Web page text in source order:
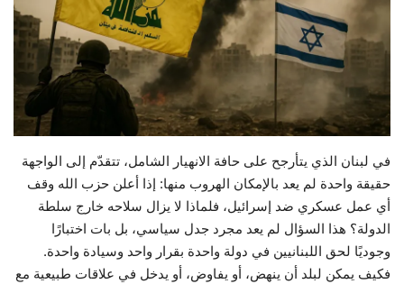
في لبنان الذي يتأرجح على حافة الانهيار الشامل، تتقدّم إلى الواجهة
حقيقة واحدة لم يعد بالإمكان الهروب منها: إذا أعلن حزب الله وقف
أي عمل عسكري ضد إسرائيل، فلماذا لا يزال سلاحه خارج سلطة
الدولة؟ هذا السؤال لم يعد مجرد جدل سياسي، بل بات اختبارًا
وجوديًا لحق اللبنانيين في دولة واحدة بقرار واحد وسيادة واحدة.
فكيف يمكن لبلد أن ينهض، أو يفاوض، أو يدخل في علاقات طبيعية مع